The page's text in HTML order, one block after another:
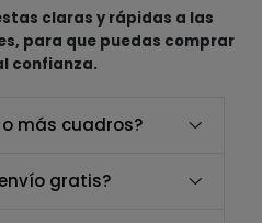
claras y rápidas a las
para que puedas comprar
confianza.
más cuadros?
gratis?